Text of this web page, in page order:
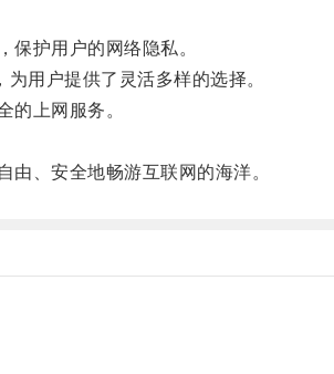
护用户的网络隐私。
用户提供了灵活多样的选择。
上网服务。
、安全地畅游互联网的海洋。